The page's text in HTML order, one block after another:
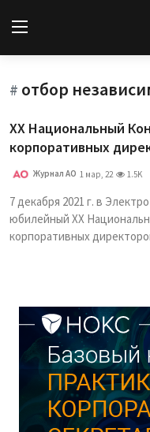
Вход
Новости
Статьи
Авторы
Подписка
# отбор
ХХ Национальный
корпоративных
Журнал АО 1 мар, 22 1.5K
7 декабря 2021 г. в
юбилейный XX
корпоративных